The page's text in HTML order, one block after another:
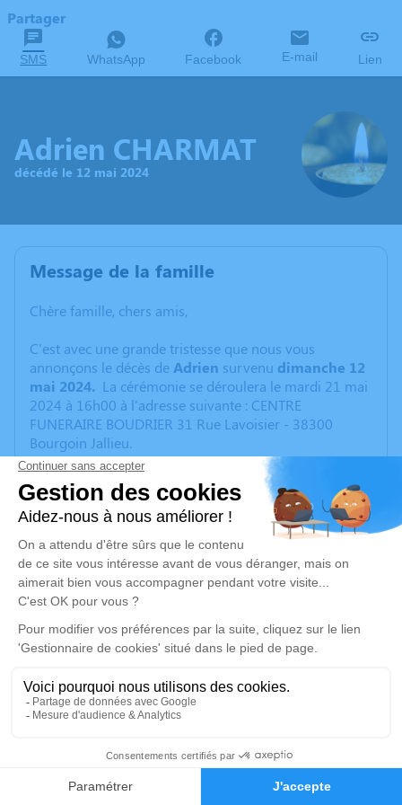
Faire-part Hommages
Partager
SMS WhatsApp Facebook E-mail Lien
Adrien CHARMAT
décédé le 12 mai 2024
Message de la famille
Chère famille, chers amis,
C'est avec une grande tristesse que nous vous
annonçons le décès de Adrien survenu dimanche 12
mai 2024. La cérémonie se déroulera le mardi 21 mai
2024 à 16h00 à l'adresse suivante : CENTRE
FUNERAIRE BOUDRIER 31 Rue Lavoisier - 38300
Bourgoin Jallieu.
Cet espace privé est destiné à recueillir vos
condoléances ou le souvenir d’un moment passé.
Un service de plantation d’arbre hommage est
disponible ici.
mardi 21 mai 2024 à 16h00
CENTRE FUNERAIRE BOUDRIER 31 Rue Lavoisier
Je rends hommage